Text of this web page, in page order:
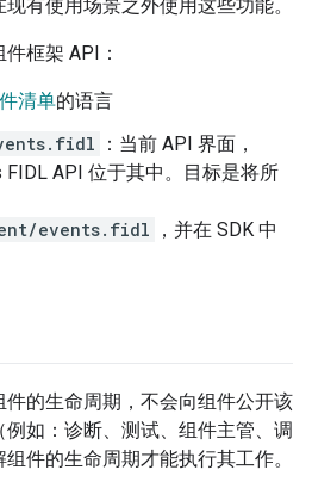
有使用场景之外使用这些功能。
框架 API：
清单的语言
：当前 API 界面，
FIDL API 位于其中。目标是将所
events.fidl
，并在 SDK 中
的生命周期，不会向组件公开该
如：诊断、测试、组件主管、调
件的生命周期才能执行其工作。